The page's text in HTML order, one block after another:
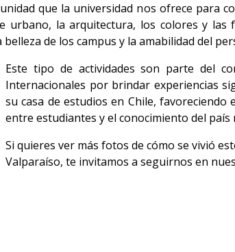
que la universidad nos ofrece para
urbano, la arquitectura, los colores y las
de los campus y la amabilidad del
Este tipo de actividades son parte del
Internacionales por brindar experiencias
su casa de estudios en Chile,
entre estudiantes y el conocimiento del país
Si quieres ver más fotos de cómo se vivió
Valparaíso, te invitamos a seguirnos en